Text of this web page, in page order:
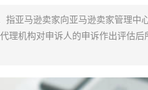
指亚马逊卖家向亚马逊卖家管理
理机构对申诉人的申诉作出评估